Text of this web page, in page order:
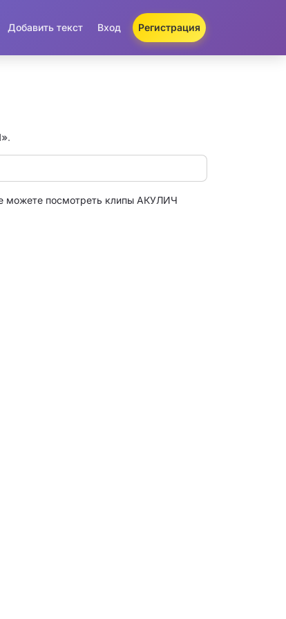
Добавить текст Вход Регистрация
.
можете посмотреть клипы АКУЛИЧ